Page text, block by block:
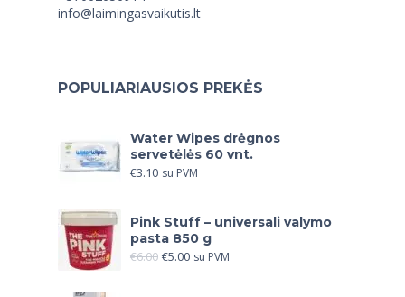
info@laimingasvaikutis.lt
POPULIARIAUSIOS PREKĖS
Water Wipes drėgnos
servetėlės 60 vnt.
€3.10 su PVM
Pink Stuff – universali valymo
pasta 850 g
€6.00 €5.00 su PVM